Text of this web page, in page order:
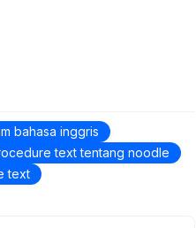
bahasa inggris
text tentang noodle
text